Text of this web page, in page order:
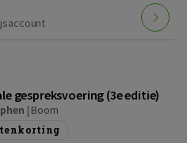
gespreksvoering (3e editie)
| Boom